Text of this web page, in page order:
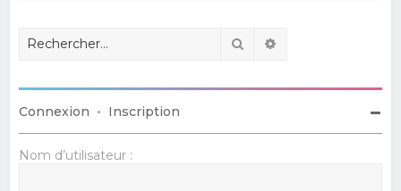
Rechercher
Connexion • Inscription
Nom d’utilisateur :